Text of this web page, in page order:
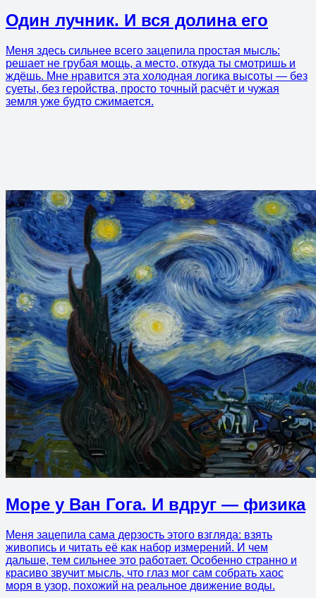
Один лучник. И вся долина его
Меня здесь сильнее всего зацепила простая мысль:
решает не грубая мощь, а место, откуда ты смотришь и
ждёшь. Мне нравится эта холодная логика высоты — без
суеты, без геройства, просто точный расчёт и чужая
земля уже будто сжимается.
Море у Ван Гога. И вдруг — физика
Меня зацепила сама дерзость этого взгляда: взять
живопись и читать её как набор измерений. И чем
дальше, тем сильнее это работает. Особенно странно и
красиво звучит мысль, что глаз мог сам собрать хаос
моря в узор, похожий на реальное движение воды.